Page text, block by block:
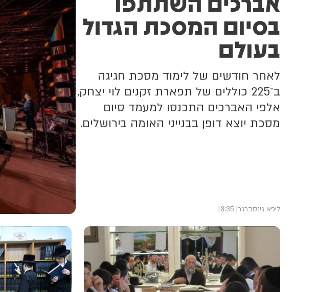
הביטחון (שפירא)בסיום המסכת הגדול
בעולם
לאחר חודשים של לימוד מסכת חגיגה
ב־225 כוללים של תפארת זקנים לוי יצחק,
אלפי האברכים התכנסו למעמד סיום
מסכת יוצא דופן בבנייני האומה בירושלים.
ליפא גינסברגר 18:35